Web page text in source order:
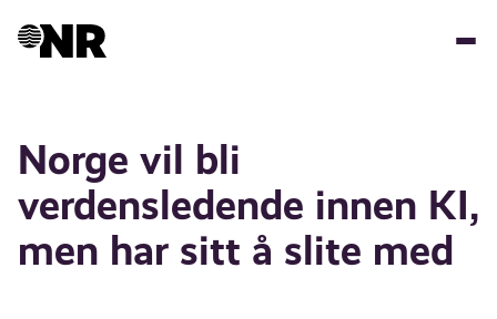
Norge vil bli
verdensledende innen KI,
men har sitt å slite med